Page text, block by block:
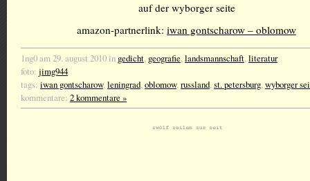
auf der wyborger seite
amazon-partnerlink: iwan gontscharow – oblomow
1ng0 am 29. august 2010 in gedicht, geografie,landsmannschaft,literatur
foto: jimg944
tags: iwan gontscharow,leningrad,oblomow,russland,st. petersburg,wyborger
kommentare: 2 kommentare »